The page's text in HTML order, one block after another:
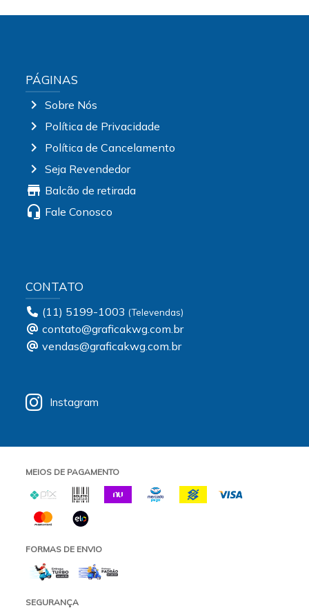
PÁGINAS
chevron_right Sobre Nós
chevron_right Política de Privacidade
chevron_right Política de Cancelamento
chevron_right Seja Revendedor
store Balcão de retirada
headset_mic Fale Conosco
CONTATO
(11) 5199-1003
contato@graficakwg.com.br
vendas@graficakwg.com.br
Instagram
MEIOS DE PAGAMENTO
FORMAS DE ENVIO
SEGURANÇA